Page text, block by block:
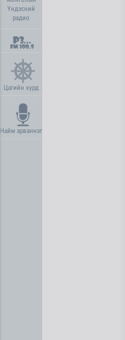
Үндэсний
радио
Цагийн хүрд
Найм арваннэг